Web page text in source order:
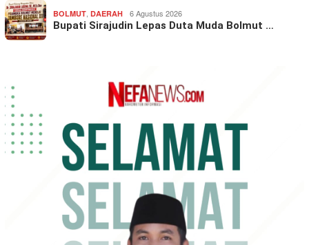
BOLMUT DAERAH 6 Agustus 2026
Bupati Sirajudin Lepas Duta Muda Bolmut …